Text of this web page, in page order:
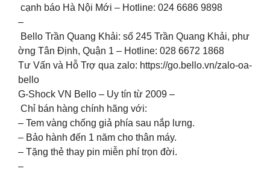
cạnh báo Hà Nội Mới – Hotline: 024 6686 9898
–
Bello Trần Quang Khải: số 245 Trần Quang Khải, phư
ờng Tân Định, Quận 1 – Hotline: 028 6672 1868
Tư Vấn và Hỗ Trợ qua zalo: https://go.bello.vn/zalo-oa-
bello
G-Shock VN Bello – Uy tín từ 2009 –
Chỉ bán hàng chính hãng với:
– Tem vàng chống giả phía sau nắp lưng.
– Bảo hành đến 1 năm cho thân máy.
– Tặng thẻ thay pin miễn phí trọn đời.
–